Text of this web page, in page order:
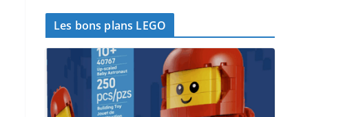
Les bons plans LEGO